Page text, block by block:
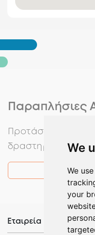
We
We
your
Παραπλήσιες
Προτάσεις
δραστηριότητα
Εταιρεία